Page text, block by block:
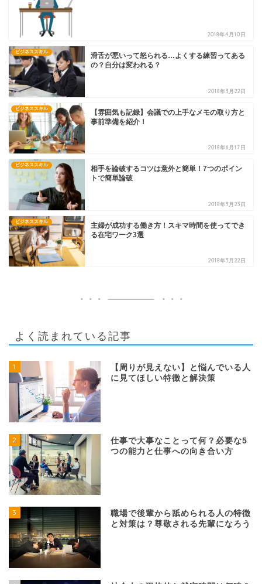
2018年4月10日
ビジネススキル
滑舌が悪いって怒られる…よくする練習ってある
の？自分は変われる？
2018年3月22日
ビジネススキル
【雰囲気も記録】会議での上手なメモの取り方と
事前準備を紹介！
2018年6月17日
ビジネススキル
相手を論破するコツは意外と簡単！7つのポイン
トで簡単論破
2018年3月23日
ビジネススキル
主婦が成功する働き方！スキマ時間を使ってでき
る在宅ワーク3選
2018年3月22日
よく読まれている記事
1
【周りが見えない】と悩んでいる人
に見てほしい特徴と解決策
2
仕事で大事なことって何？必要な5
つの能力と仕事への向き合い方
3
職場で後輩から舐められる人の特徴
と対策は？尊敬される先輩になろう